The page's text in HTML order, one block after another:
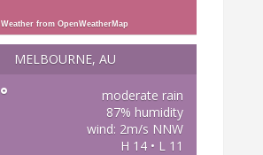
Weather from OpenWeatherMap
MELBOURNE, AU
°
moderate rain
87% humidity
wind: 2m/s NNW
H 14 • L 11